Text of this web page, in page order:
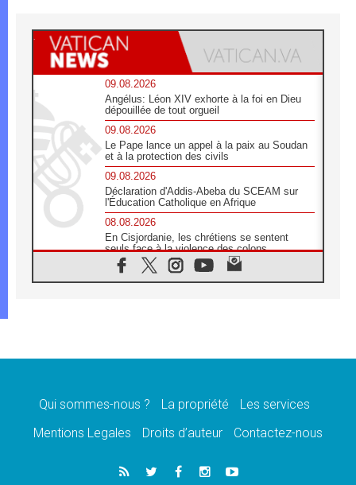
09.08.2026
Angélus: Léon XIV exhorte à la foi en Dieu
dépouillée de tout orgueil
09.08.2026
Le Pape lance un appel à la paix au Soudan
et à la protection des civils
09.08.2026
Déclaration d'Addis-Abeba du SCEAM sur
l'Éducation Catholique en Afrique
08.08.2026
En Cisjordanie, les chrétiens se sentent
seuls face à la violence des colons
08.08.2026
Léon XIV au sanctuaire de Notre Dame du
08.08.2026
08.08.2026
catholiques
Au Bangladesh, l'Église accompagne les
Dalits sur le chemin de la dignité
Qui sommes-nous ? La propriété
Les services
Mentions Legales
Droits d’auteur Contactez-nous